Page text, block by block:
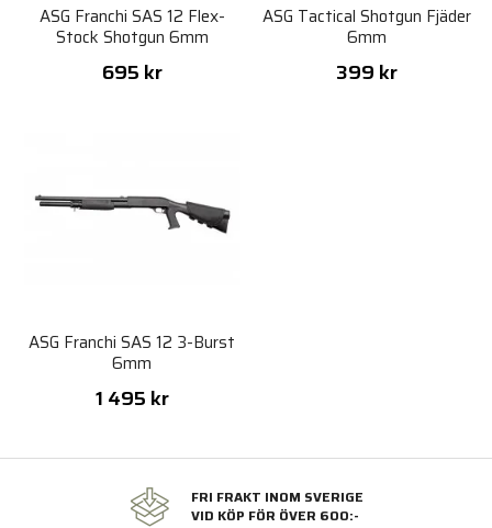
ASG Franchi SAS 12 Flex-
Stock Shotgun 6mm
695 kr
ASG Tactical Shotgun Fjäder
6mm
399 kr
ASG Franchi SAS 12 3-Burst
6mm
1 495 kr
FRI FRAKT INOM SVERIGE
VID KÖP FÖR ÖVER 600:-